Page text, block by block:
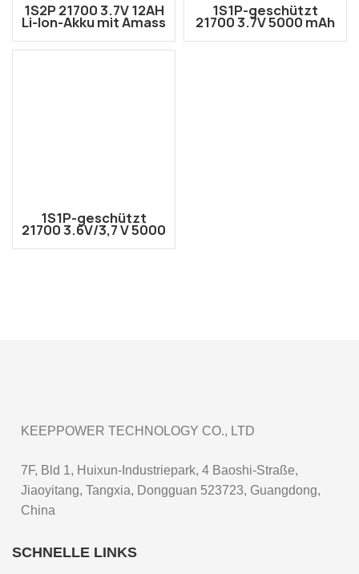
1S2P 21700 3.7V 12AH
Li-Ion-Akku mit Amass
XT30U-Anschluss
1S1P-geschützt
21700 3.7V 5000 mAh
JST-Anschluss (PCM
1S1P-geschützt
21700 3.6V/3,7 V 5000
mAh Li-Ionen-Akku
mit JST-Anschluss
KEEPPOWER TECHNOLOGY CO., LTD
7F, Bld 1, Huixun-Industriepark, 4 Baoshi-Straße,
Jiaoyitang, Tangxia, Dongguan 523723, Guangdong,
China
SCHNELLE LINKS